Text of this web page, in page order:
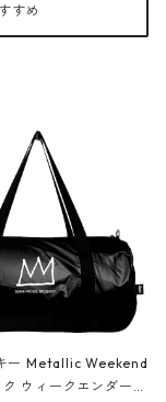
すめ
ー Metallic Weekend
ウィークエンダー